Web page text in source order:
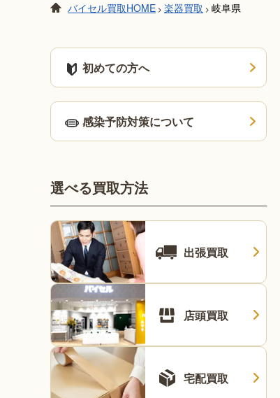
バイセル買取HOME > 楽器買取 > 岐阜県
初めての方へ
感染予防対策について
選べる買取方法
出張買取
店頭買取
宅配買取